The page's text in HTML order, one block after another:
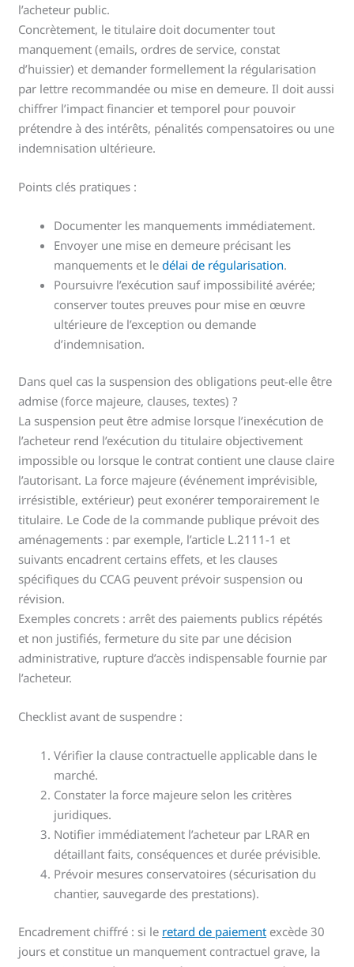
l’acheteur public.
Concrètement, le titulaire doit documenter tout
manquement (emails, ordres de service, constat
d’huissier) et demander formellement la régularisation
par lettre recommandée ou mise en demeure. Il doit aussi
chiffrer l’impact financier et temporel pour pouvoir
prétendre à des intérêts, pénalités compensatoires ou une
indemnisation ultérieure.
Points clés pratiques :
Documenter les manquements immédiatement.
Envoyer une mise en demeure précisant les
manquements et ledélai de régularisation.
Poursuivre l’exécution sauf impossibilité avérée;
conserver toutes preuves pour mise en œuvre
ultérieure de l’exception ou demande
d’indemnisation.
Dans quel cas la suspension des obligations peut-elle être
admise (force majeure, clauses, textes) ?
La suspension peut être admise lorsque l’inexécution de
l’acheteur rend l’exécution du titulaire objectivement
impossible ou lorsque le contrat contient une clause claire
l’autorisant. La force majeure (événement imprévisible,
irrésistible, extérieur) peut exonérer temporairement le
titulaire. Le Code de la commande publique prévoit des
aménagements : par exemple, l’article L.2111-1 et
suivants encadrent certains effets, et les clauses
spécifiques du CCAG peuvent prévoir suspension ou
révision.
Exemples concrets : arrêt des paiements publics répétés
et non justifiés, fermeture du site par une décision
administrative, rupture d’accès indispensable fournie par
l’acheteur.
Checklist avant de suspendre :
Vérifier la clause contractuelle applicable dans le
marché.
Constater la force majeure selon les critères
juridiques.
Notifier immédiatement l’acheteur par LRAR en
détaillant faits, conséquences et durée prévisible.
Prévoir mesures conservatoires (sécurisation du
chantier, sauvegarde des prestations).
Encadrement chiffré : si le retard de paiement excède 30
jours et constitue un manquement contractuel grave, la